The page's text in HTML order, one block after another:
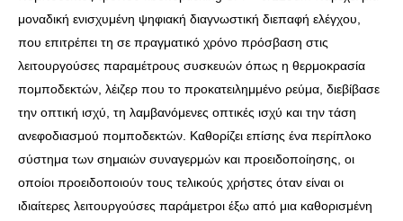
μοναδική ενισχυμένη ψηφιακή διαγνωστική διεπαφή ελέγχου,
που επιτρέπει τη σε πραγματικό χρόνο πρόσβαση στις
λειτουργούσες παραμέτρους συσκευών όπως η θερμοκρασία
πομποδεκτών, λέιζερ που το προκατειλημμένο ρεύμα, διεβίβασε
την οπτική ισχύ, τη λαμβανόμενες οπτικές ισχύ και την τάση
ανεφοδιασμού πομποδεκτών. Καθορίζει επίσης ένα περίπλοκο
σύστημα των σημαιών συναγερμών και προειδοποίησης , οι
οποίοι προειδοποιούν τους τελικούς χρήστες όταν είναι οι
ιδιαίτερες λειτουργούσες παράμετροι έξω από μια καθορισμένη